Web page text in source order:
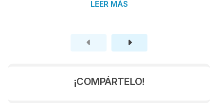
preparado desde Clínica Condado exploraremos este
coaching? El coaching es un proceso de
acompañamiento, motivación y orientación que busca
LEER MÁS
¡COMPÁRTELO!